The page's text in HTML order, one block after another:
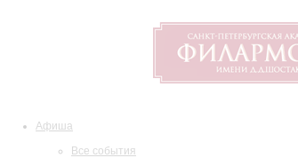
Афиша
Все события